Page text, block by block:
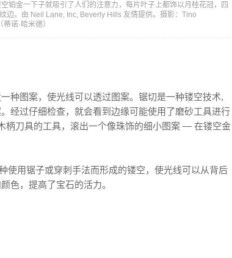
铂金一下子就吸引了人们的注意力，每片叶子上都饰以月桂花冠，四
边。由 Neil Lane, Inc, Beverly Hills 友情提供。摄影：Tino
诺·哈米德）
种图案，使光线可以透过图案。锯切是一种镂空技术,
经过仔细检查，就会看到边缘可能使用了磨砂工具进行
柄刀具的工具，滚出一个像珠饰的细小图案 — 在镂空金
使用锯子或穿刺手法而形成的镂空，使光线可以从背后
色，提高了宝石的活力。